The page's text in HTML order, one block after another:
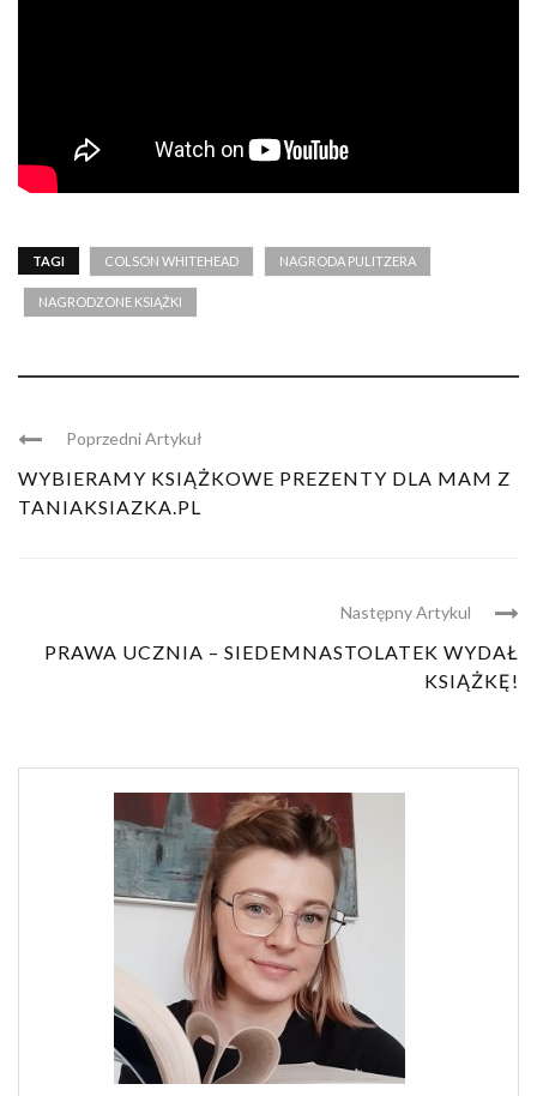
TAGI COLSON WHITEHEAD NAGRODA PULITZERA
NAGRODZONE KSIĄŻKI
Poprzedni Artykuł
WYBIERAMY KSIĄŻKOWE PREZENTY DLA MAM Z
TANIAKSIAZKA.PL
Następny Artykul
PRAWA UCZNIA – SIEDEMNASTOLATEK WYDAŁ
KSIĄŻKĘ!